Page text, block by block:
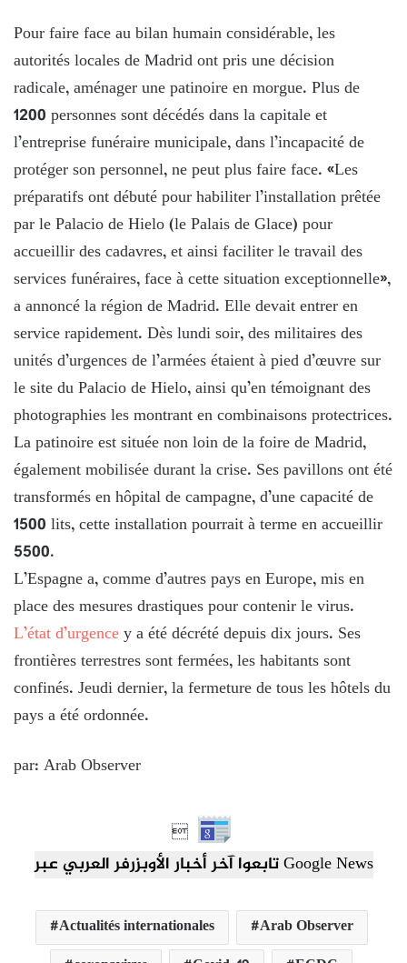
Pour faire face au bilan humain considérable, les
autorités locales de Madrid ont pris une décision
radicale, aménager une patinoire en morgue. Plus de
1200 personnes sont décédés dans la capitale et
l’entreprise funéraire municipale, dans l’incapacité de
protéger son personnel, ne peut plus faire face. «Les
préparatifs ont débuté pour habiliter l’installation prêtée
par le Palacio de Hielo (le Palais de Glace) pour
accueillir des cadavres, et ainsi faciliter le travail des
services funéraires, face à cette situation exceptionnelle»,
a annoncé la région de Madrid. Elle devait entrer en
service rapidement. Dès lundi soir, des militaires des
unités d’urgences de l’armées étaient à pied d’œuvre sur
le site du Palacio de Hielo, ainsi qu’en témoignant des
photographies les montrant en combinaisons protectrices.
La patinoire est située non loin de la foire de Madrid,
également mobilisée durant la crise. Ses pavillons ont été
transformés en hôpital de campagne, d’une capacité de
1500 lits, cette installation pourrait à terme en accueillir
5500.
L’Espagne a, comme d’autres pays en Europe, mis en
place des mesures drastiques pour contenir le virus.
L’état d’urgencey a été décrété depuis dix jours. Ses
frontières terrestres sont fermées, les habitants sont
confinés. Jeudi dernier, la fermeture de tous les hôtels du
pays a été ordonnée.
par: Arab Observer

تابعوا آخر أخبار الأوبزرفر العربي عبر Google News
Actualités internationales
Arab Observer